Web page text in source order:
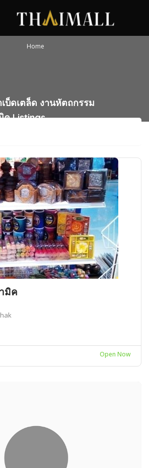
Home
บ็ดเตล็ด งานหัตถกรรม
ค Listings
มิค
Open Now